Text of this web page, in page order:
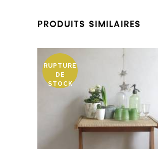
PRODUITS SIMILAIRES
RUPTURE
DE
STOCK